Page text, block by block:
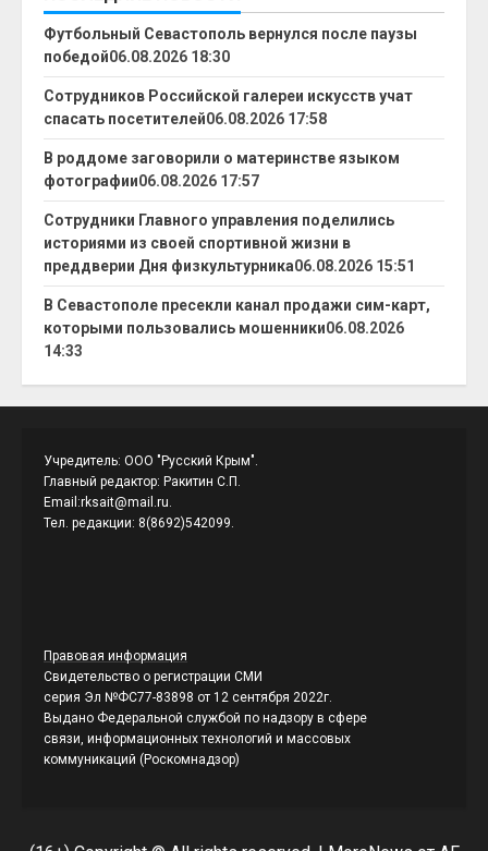
Футбольный Севастополь вернулся после паузы
победой06.08.2026 18:30
Сотрудников Российской галереи искусств учат
спасать посетителей06.08.2026 17:58
В роддоме заговорили о материнстве языком
фотографии06.08.2026 17:57
Сотрудники Главного управления поделились
историями из своей спортивной жизни в
преддверии Дня физкультурника06.08.2026 15:51
В Севастополе пресекли канал продажи сим-карт,
которыми пользовались мошенники06.08.2026
14:33
Учредитель: ООО "Русский Крым".
Главный редактор: Ракитин С.П.
Email:rksait@mail.ru.
Тел. редакции: 8(8692)542099.
Правовая информация
Свидетельство о регистрации СМИ
серия Эл №ФС77-83898 от 12 сентября 2022г.
Выдано Федеральной службой по надзору в сфере
связи, информационных технологий и массовых
коммуникаций (Роскомнадзор)